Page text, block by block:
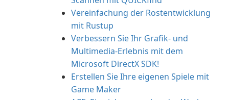
Vereinfachung der Rostentwicklung
mit Rustup
Verbessern Sie Ihr Grafik- und
Multimedia-Erlebnis mit dem
Microsoft DirectX SDK!
Erstellen Sie Ihre eigenen Spiele mit
Game Maker